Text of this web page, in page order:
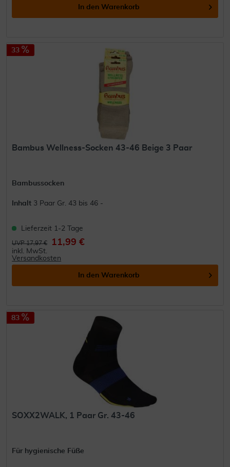
In den Warenkorb
33
Bambus Wellness-Socken 43-46 Beige 3 Paar
Bambussocken
Inhalt 3 Paar Gr. 43 bis 46 -
Lieferzeit 1-2 Tage
UVP 17,97 € 11,99 €
inkl. MwSt.
Versandkosten
In den Warenkorb
83
SOXX2WALK, 1 Paar Gr. 43-46
Für hygienische Füße